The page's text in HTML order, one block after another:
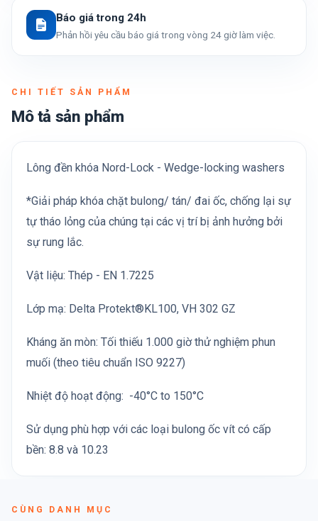
Báo giá trong 24h
Phản hồi yêu cầu báo giá trong vòng 24 giờ làm việc.
CHI TIẾT SẢN PHẨM
Mô tả sản phẩm
Lông đền khóa Nord-Lock - Wedge-locking washers
*Giải pháp khóa chặt bulong/ tán/ đai ốc, chống lại sự
tự tháo lỏng của chúng tại các vị trí bị ảnh hưởng bởi
sự rung lắc.
Vật liệu: Thép - EN 1.7225
Lớp mạ: Delta Protekt®KL100, VH 302 GZ
Kháng ăn mòn: Tối thiếu 1.000 giờ thử nghiệm phun
muối (theo tiêu chuẩn ISO 9227)
Nhiệt độ hoạt động: -40°C to 150°C
Sử dụng phù hợp với các loại bulong ốc vít có cấp
bền: 8.8 và 10.23
CÙNG DANH MỤC